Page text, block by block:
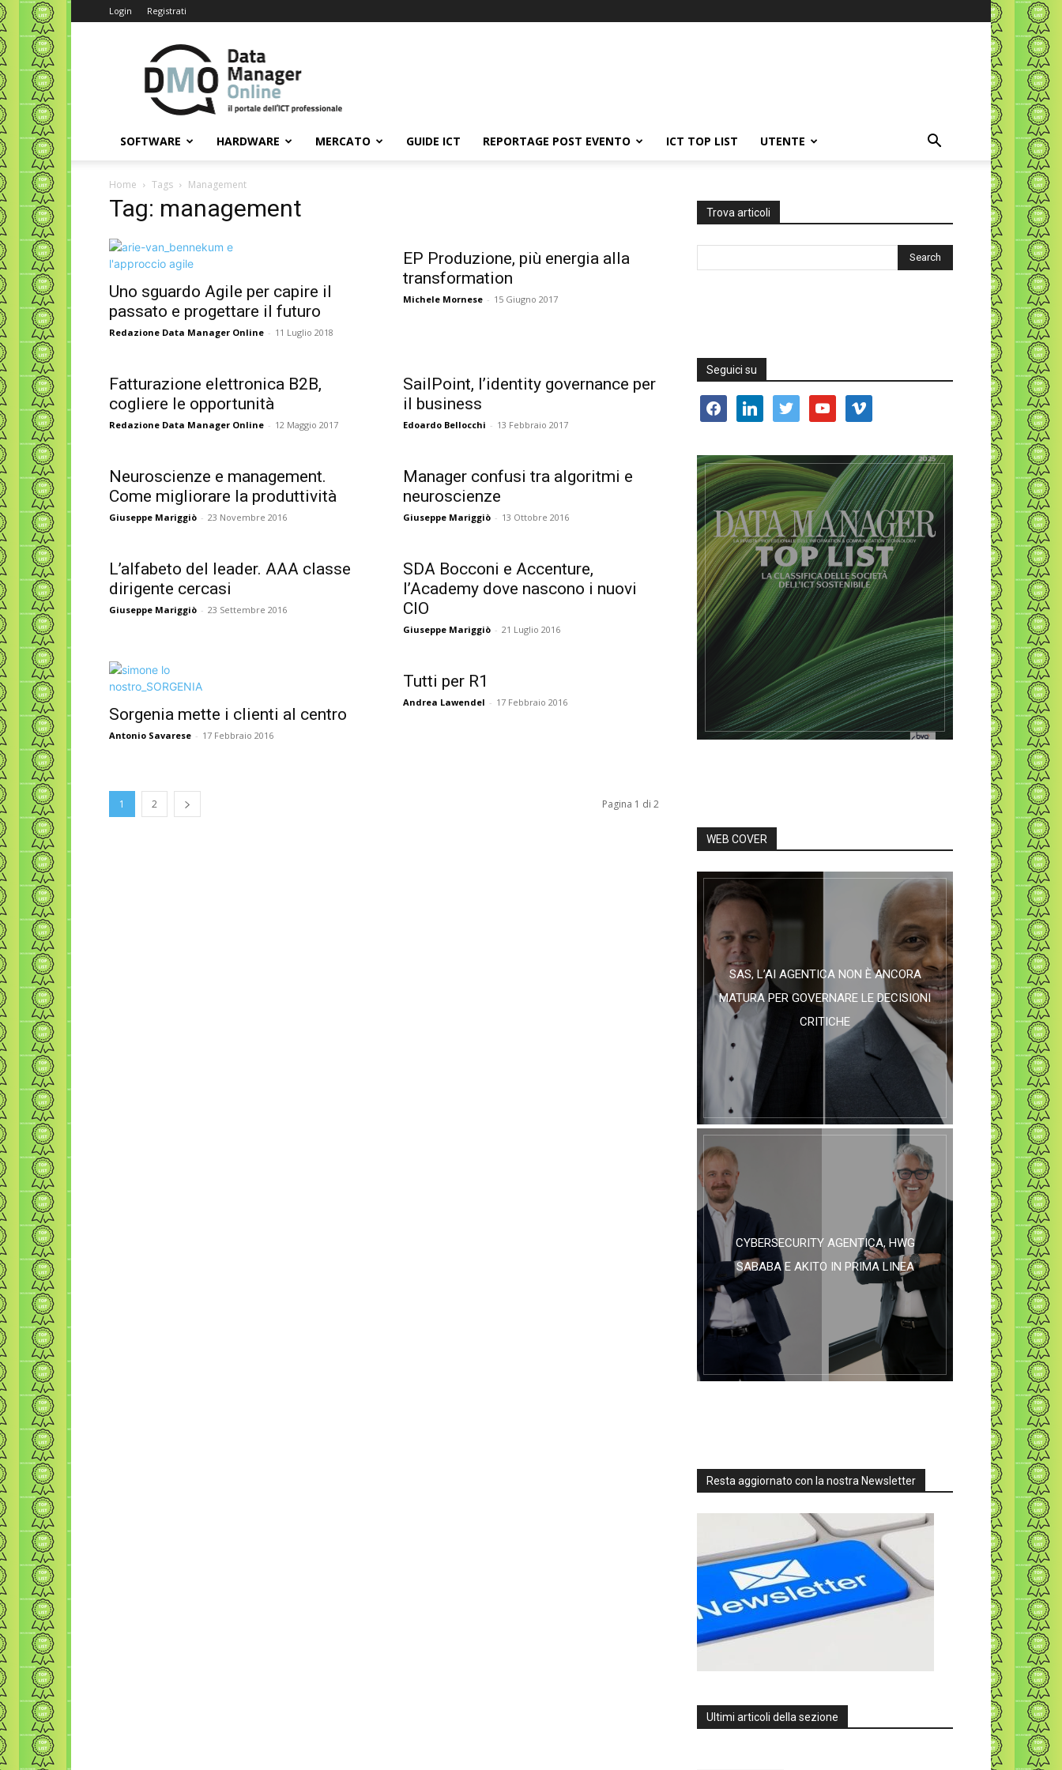
Login Registrati
Data
Manager
Online
SOFTWARE HARDWARE MERCATO GUIDE ICT REPORTAGE POST EVENTO ICT TOP LIST UTENTE
Home Tags Management
Tag: management
Uno sguardo Agile per capire il
passato e progettare il futuro
Redazione Data Manager Online - 11 Luglio 2018
EP Produzione, più energia alla
transformation
Michele Mornese - 15 Giugno 2017
Fatturazione elettronica B2B,
cogliere le opportunità
Redazione Data Manager Online - 12 Maggio 2017
SailPoint, l’identity governance per
il business
Edoardo Bellocchi - 13 Febbraio 2017
Neuroscienze e management.
Come migliorare la produttività
Giuseppe Mariggiò - 23 Novembre 2016
Manager confusi tra algoritmi e
neuroscienze
Giuseppe Mariggiò - 13 Ottobre 2016
L’alfabeto del leader. AAA classe
dirigente cercasi
Giuseppe Mariggiò - 23 Settembre 2016
SDA Bocconi e Accenture,
l’Academy dove nascono i nuovi
CIO
Giuseppe Mariggiò - 21 Luglio 2016
Sorgenia mette i clienti al centro
Antonio Savarese - 17 Febbraio 2016
Tutti per R1
Andrea Lawendel - 17 Febbraio 2016
1 2 Pagina 1 di 2
Trova articoli
Seguici su
facebooklinkedin twitter youtube vimeo
WEB COVER
SAS, L’AI AGENTICA NON È ANCORA
MATURA PER GOVERNARE LE DECISIONI
CRITICHE
CYBERSECURITY AGENTICA, HWG
SABABA E AKITO IN PRIMA LINEA
Resta aggiornato con la nostra Newsletter
Ultimi articoli della sezione